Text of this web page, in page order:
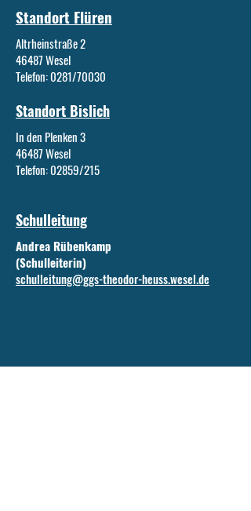
Standort Flüren
Altrheinstraße 2
46487 Wesel
Telefon: 0281/70030
Standort Bislich
In den Plenken 3
46487 Wesel
Telefon: 02859/215
Schulleitung
Andrea Rübenkamp
(Schulleiterin)
schulleitung@ggs-theodor-heuss.wesel.de